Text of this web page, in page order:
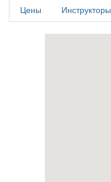
Цены Инструкторы